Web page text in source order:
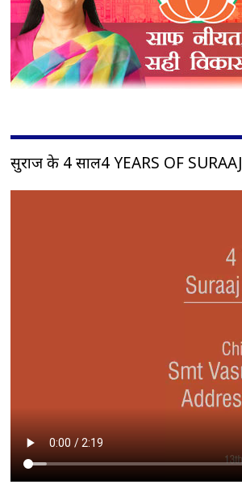
सुराज के 4 साल4 YEARS OF SURAAJ